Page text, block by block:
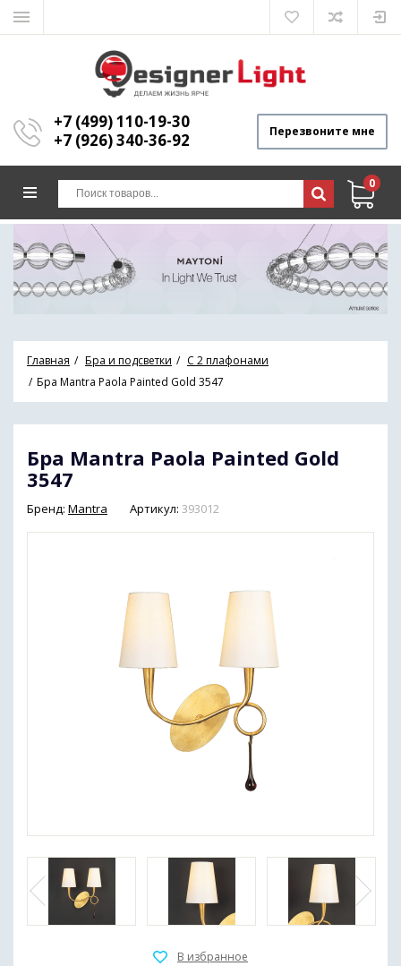
+7 (499) 110-19-30
+7 (926) 340-36-92
Перезвоните мне
0
Главная Бра и подсветки
С 2 плафонами
Бра Mantra Paola Painted Gold 3547
Бра Mantra Paola Painted Gold
3547
Бренд: Mantra Артикул: 393012